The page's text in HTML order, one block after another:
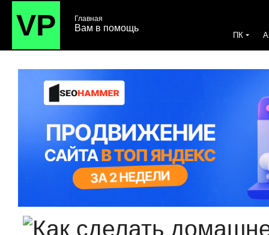
VP Главная
Вам в помощь
ПК